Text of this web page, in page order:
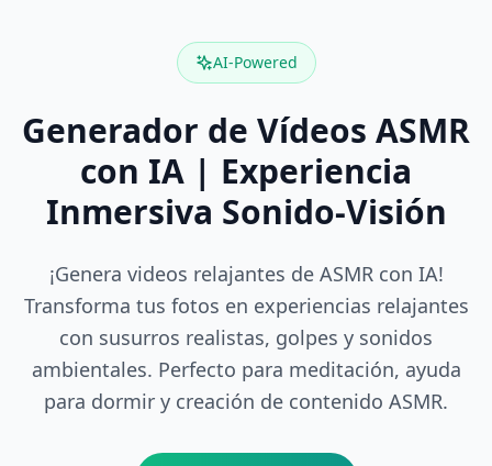
AI-Powered
Generador de Vídeos ASMR
con IA | Experiencia
Inmersiva Sonido-Visión
¡Genera videos relajantes de ASMR con IA!
Transforma tus fotos en experiencias relajantes
con susurros realistas, golpes y sonidos
ambientales. Perfecto para meditación, ayuda
para dormir y creación de contenido ASMR.